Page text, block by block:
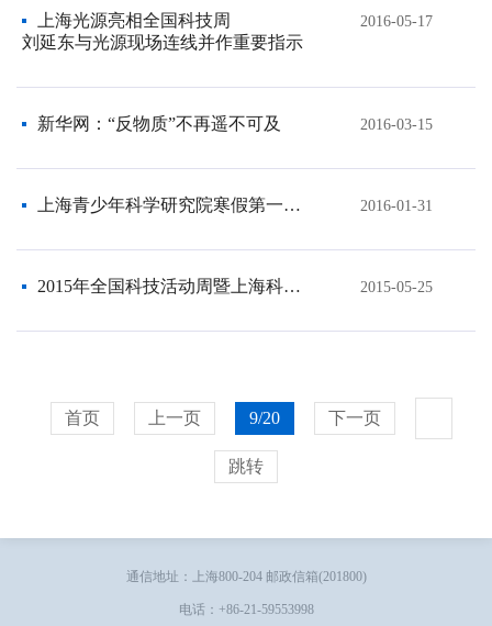
上海光源亮相全国科技周
刘延东与光源现场连线并作重要指示
2016-05-17
新华网：“反物质”不再遥不可及 2016-03-15
上海青少年科学研究院寒假第一次活动在上海光源成功开展 2016-01-31
2015年全国科技活动周暨上海科技节在上海光源隆重启幕 2015-05-25
首页 上一页 9/20 下一页
跳转
通信地址：上海800-204 邮政信箱(201800)
电话：+86-21-59553998